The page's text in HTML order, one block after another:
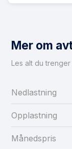
Mer om
Les alt du
Nedlastning
Opplastning
Månedspris